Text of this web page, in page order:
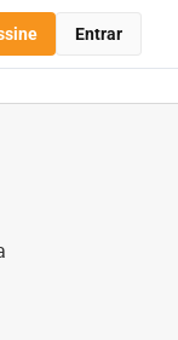
Entrar